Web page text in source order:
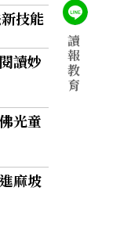
技能
讀妙
光童
麻坡
讀
報
教
育